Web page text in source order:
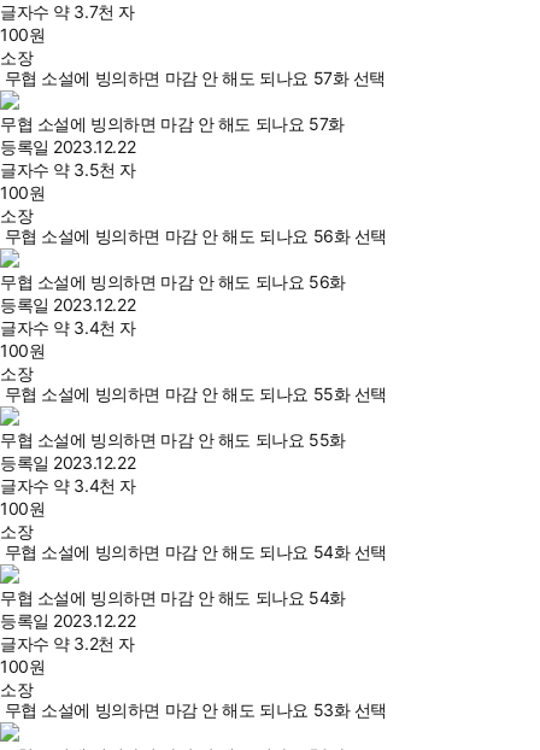
글자수 약 3.7천 자
100원
소장
무협 소설에 빙의하면 마감 안 해도 되나요 57화 선택
무협 소설에 빙의하면 마감 안 해도 되나요 57화
등록일 2023.12.22
글자수 약 3.5천 자
100원
소장
무협 소설에 빙의하면 마감 안 해도 되나요 56화 선택
무협 소설에 빙의하면 마감 안 해도 되나요 56화
등록일 2023.12.22
글자수 약 3.4천 자
100원
소장
무협 소설에 빙의하면 마감 안 해도 되나요 55화 선택
무협 소설에 빙의하면 마감 안 해도 되나요 55화
등록일 2023.12.22
글자수 약 3.4천 자
100원
소장
무협 소설에 빙의하면 마감 안 해도 되나요 54화 선택
무협 소설에 빙의하면 마감 안 해도 되나요 54화
등록일 2023.12.22
글자수 약 3.2천 자
100원
소장
무협 소설에 빙의하면 마감 안 해도 되나요 53화 선택